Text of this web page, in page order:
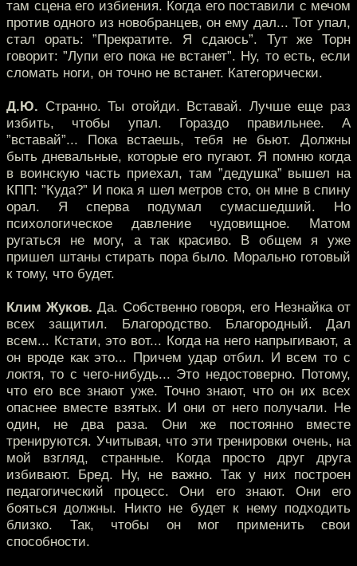
там сцена его избиения. Когда его поставили с мечом
против одного из новобранцев, он ему дал... Тот упал,
стал орать: ”Прекратите. Я сдаюсь”. Тут же Торн
говорит: ”Лупи его пока не встанет”. Ну, то есть, если
сломать ноги, он точно не встанет. Категорически.
Д.Ю. Странно. Ты отойди. Вставай. Лучше еще раз
избить, чтобы упал. Гораздо правильнее. А
”вставай”... Пока встаешь, тебя не бьют. Должны
быть дневальные, которые его пугают. Я помню когда
в воинскую часть приехал, там ”дедушка” вышел на
КПП: ”Куда?” И пока я шел метров сто, он мне в спину
орал. Я сперва подумал сумасшедший. Но
психологическое давление чудовищное. Матом
ругаться не могу, а так красиво. В общем я уже
пришел штаны стирать пора было. Морально готовый
к тому, что будет.
Клим Жуков. Да. Собственно говоря, его Незнайка от
всех защитил. Благородство. Благородный. Дал
всем... Кстати, это вот... Когда на него напрыгивают, а
он вроде как это... Причем удар отбил. И всем то с
локтя, то с чего-нибудь... Это недостоверно. Потому,
что его все знают уже. Точно знают, что он их всех
опаснее вместе взятых. И они от него получали. Не
один, не два раза. Они же постоянно вместе
тренируются. Учитывая, что эти тренировки очень, на
мой взгляд, странные. Когда просто друг друга
избивают. Бред. Ну, не важно. Так у них построен
педагогический процесс. Они его знают. Они его
бояться должны. Никто не будет к нему подходить
близко. Так, чтобы он мог применить свои
способности.